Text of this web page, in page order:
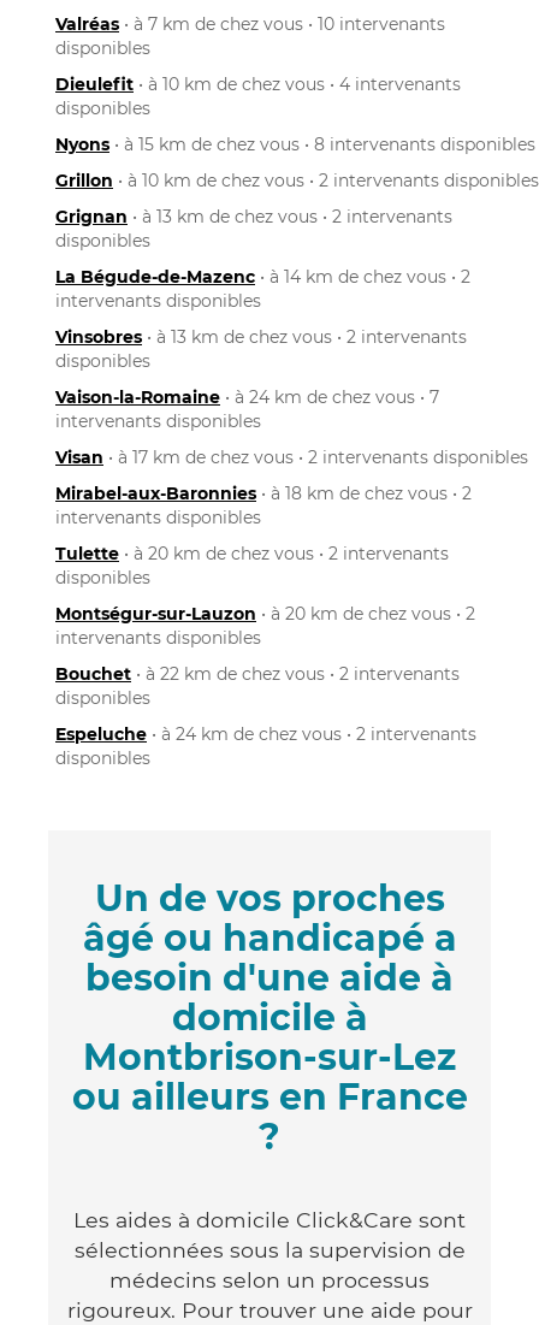
Valréas • à 7 km de chez vous • 10 intervenants
disponibles
Dieulefit • à 10 km de chez vous • 4 intervenants
disponibles
Nyons • à 15 km de chez vous • 8 intervenants disponibles
Grillon • à 10 km de chez vous • 2 intervenants disponibles
Grignan • à 13 km de chez vous • 2 intervenants
disponibles
La Bégude-de-Mazenc • à 14 km de chez vous • 2
intervenants disponibles
Vinsobres • à 13 km de chez vous • 2 intervenants
disponibles
Vaison-la-Romaine • à 24 km de chez vous • 7
intervenants disponibles
Visan • à 17 km de chez vous • 2 intervenants disponibles
Mirabel-aux-Baronnies • à 18 km de chez vous • 2
intervenants disponibles
Tulette • à 20 km de chez vous • 2 intervenants
disponibles
Montségur-sur-Lauzon • à 20 km de chez vous • 2
intervenants disponibles
Bouchet • à 22 km de chez vous • 2 intervenants
disponibles
Espeluche • à 24 km de chez vous • 2 intervenants
disponibles
Un de vos proches
âgé ou handicapé a
besoin d'une aide à
domicile à
Montbrison-sur-Lez
ou ailleurs en France
?
Les aides à domicile Click&Care sont
sélectionnées sous la supervision de
médecins selon un processus
rigoureux. Pour trouver une aide pour